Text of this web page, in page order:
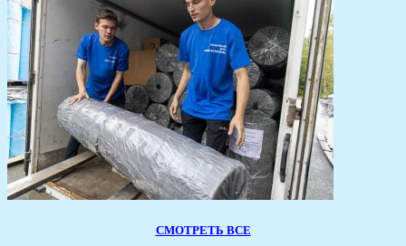
СМОТРЕТЬ ВСЕ